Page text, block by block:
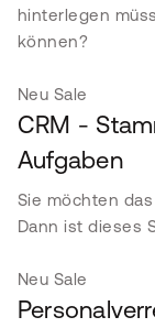
hinterlegen
können?
Neu Sale
CRM -
Aufgaben
Sie möchten
Dann ist dieses
Neu Sale